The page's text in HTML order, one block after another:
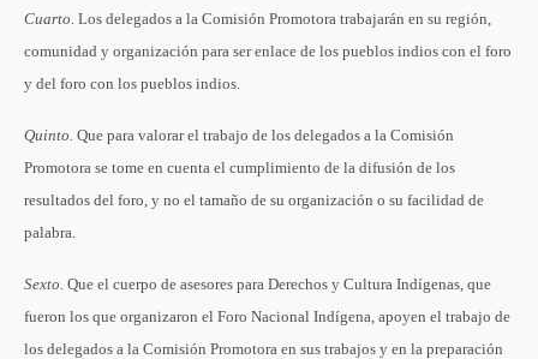
Cuarto. Los delegados a la Comisión Promotora trabajarán en su región,
comunidad y organización para ser enlace de los pueblos indios con el foro
y del foro con los pueblos indios.
Quinto. Que para valorar el trabajo de los delegados a la Comisión
Promotora se tome en cuenta el cumplimiento de la difusión de los
resultados del foro, y no el tamaño de su organización o su facilidad de
palabra.
Sexto. Que el cuerpo de asesores para Derechos y Cultura Indígenas, que
fueron los que organizaron el Foro Nacional Indígena, apoyen el trabajo de
los delegados a la Comisión Promotora en sus trabajos y en la preparación